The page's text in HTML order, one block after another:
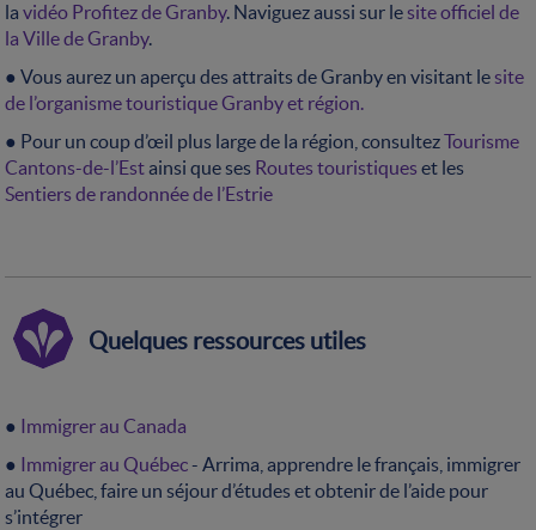
lavidéo Profitez de Granby. Naviguez aussi sur le site officiel de
la Ville de Granby.
● Vous aurez un aperçu des attraits de Granby en visitant le site
de l’organisme touristique Granby et région.
● Pour un coup d’œil plus large de la région, consultezTourisme
Cantons-de-l’Estainsi que ses Routes touristiques et les
Sentiers de randonnée de l’Estrie
Quelques ressources utiles
● Immigrer au Canada
● Immigrer au Québec - Arrima, apprendre le français, immigrer
au Québec, faire un séjour d’études et obtenir de l’aide pour
s’intégrer